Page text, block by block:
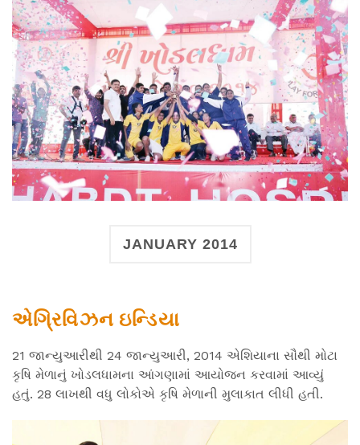
JANUARY 2014
એગ્રિવિઝન ઇન્ડિયા
21 જાન્યુઆરીથી 24 જાન્યુઆરી, 2014 એશિયાના સૌથી મોટા
કૃષિ મેળાનું ખોડલધામના આંગણામાં આયોજન કરવામાં આવ્યું
હતું. 28 લાખથી વધુ લોકોએ કૃષિ મેળાની મુલાકાત લીધી હતી.